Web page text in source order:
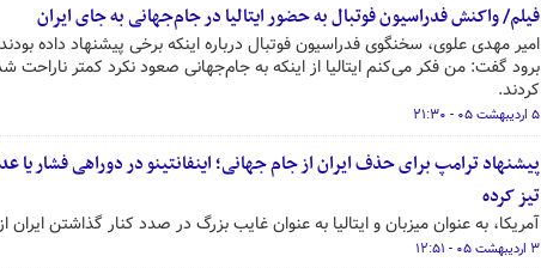
فیلم/ واکنش فدراسیون فوتبال به حضور ایتالیا در جام‌جهانی به جای ایران
برود گفت: من فکر می‌کنم ایتالیا از اینکه به جام‌جهانی صعود نکرد کمتر ناراحت
کردند.
۵ اردیبهشت ۰۵ - ۲۱:۳۰
پیشنهاد ترامپ برای حذف ایران از جام جهانی؛ اینفانتینو در دوراهی فشار یا
تیز کرده
آمریکا، به عنوان میزبان و ایتالیا به عنوان غایب بزرگ در صدد کنار گذاشتن
۳ اردیبهشت ۰۵ - ۱۲:۵۱